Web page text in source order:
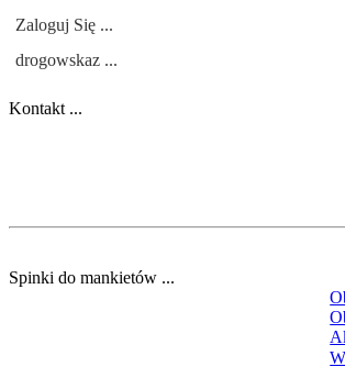
Zaloguj Się ...
drogowskaz ...
Kontakt ...
Spinki do mankietów ...